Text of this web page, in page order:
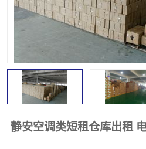
静安空调类短租仓库出租
上海托管仓库